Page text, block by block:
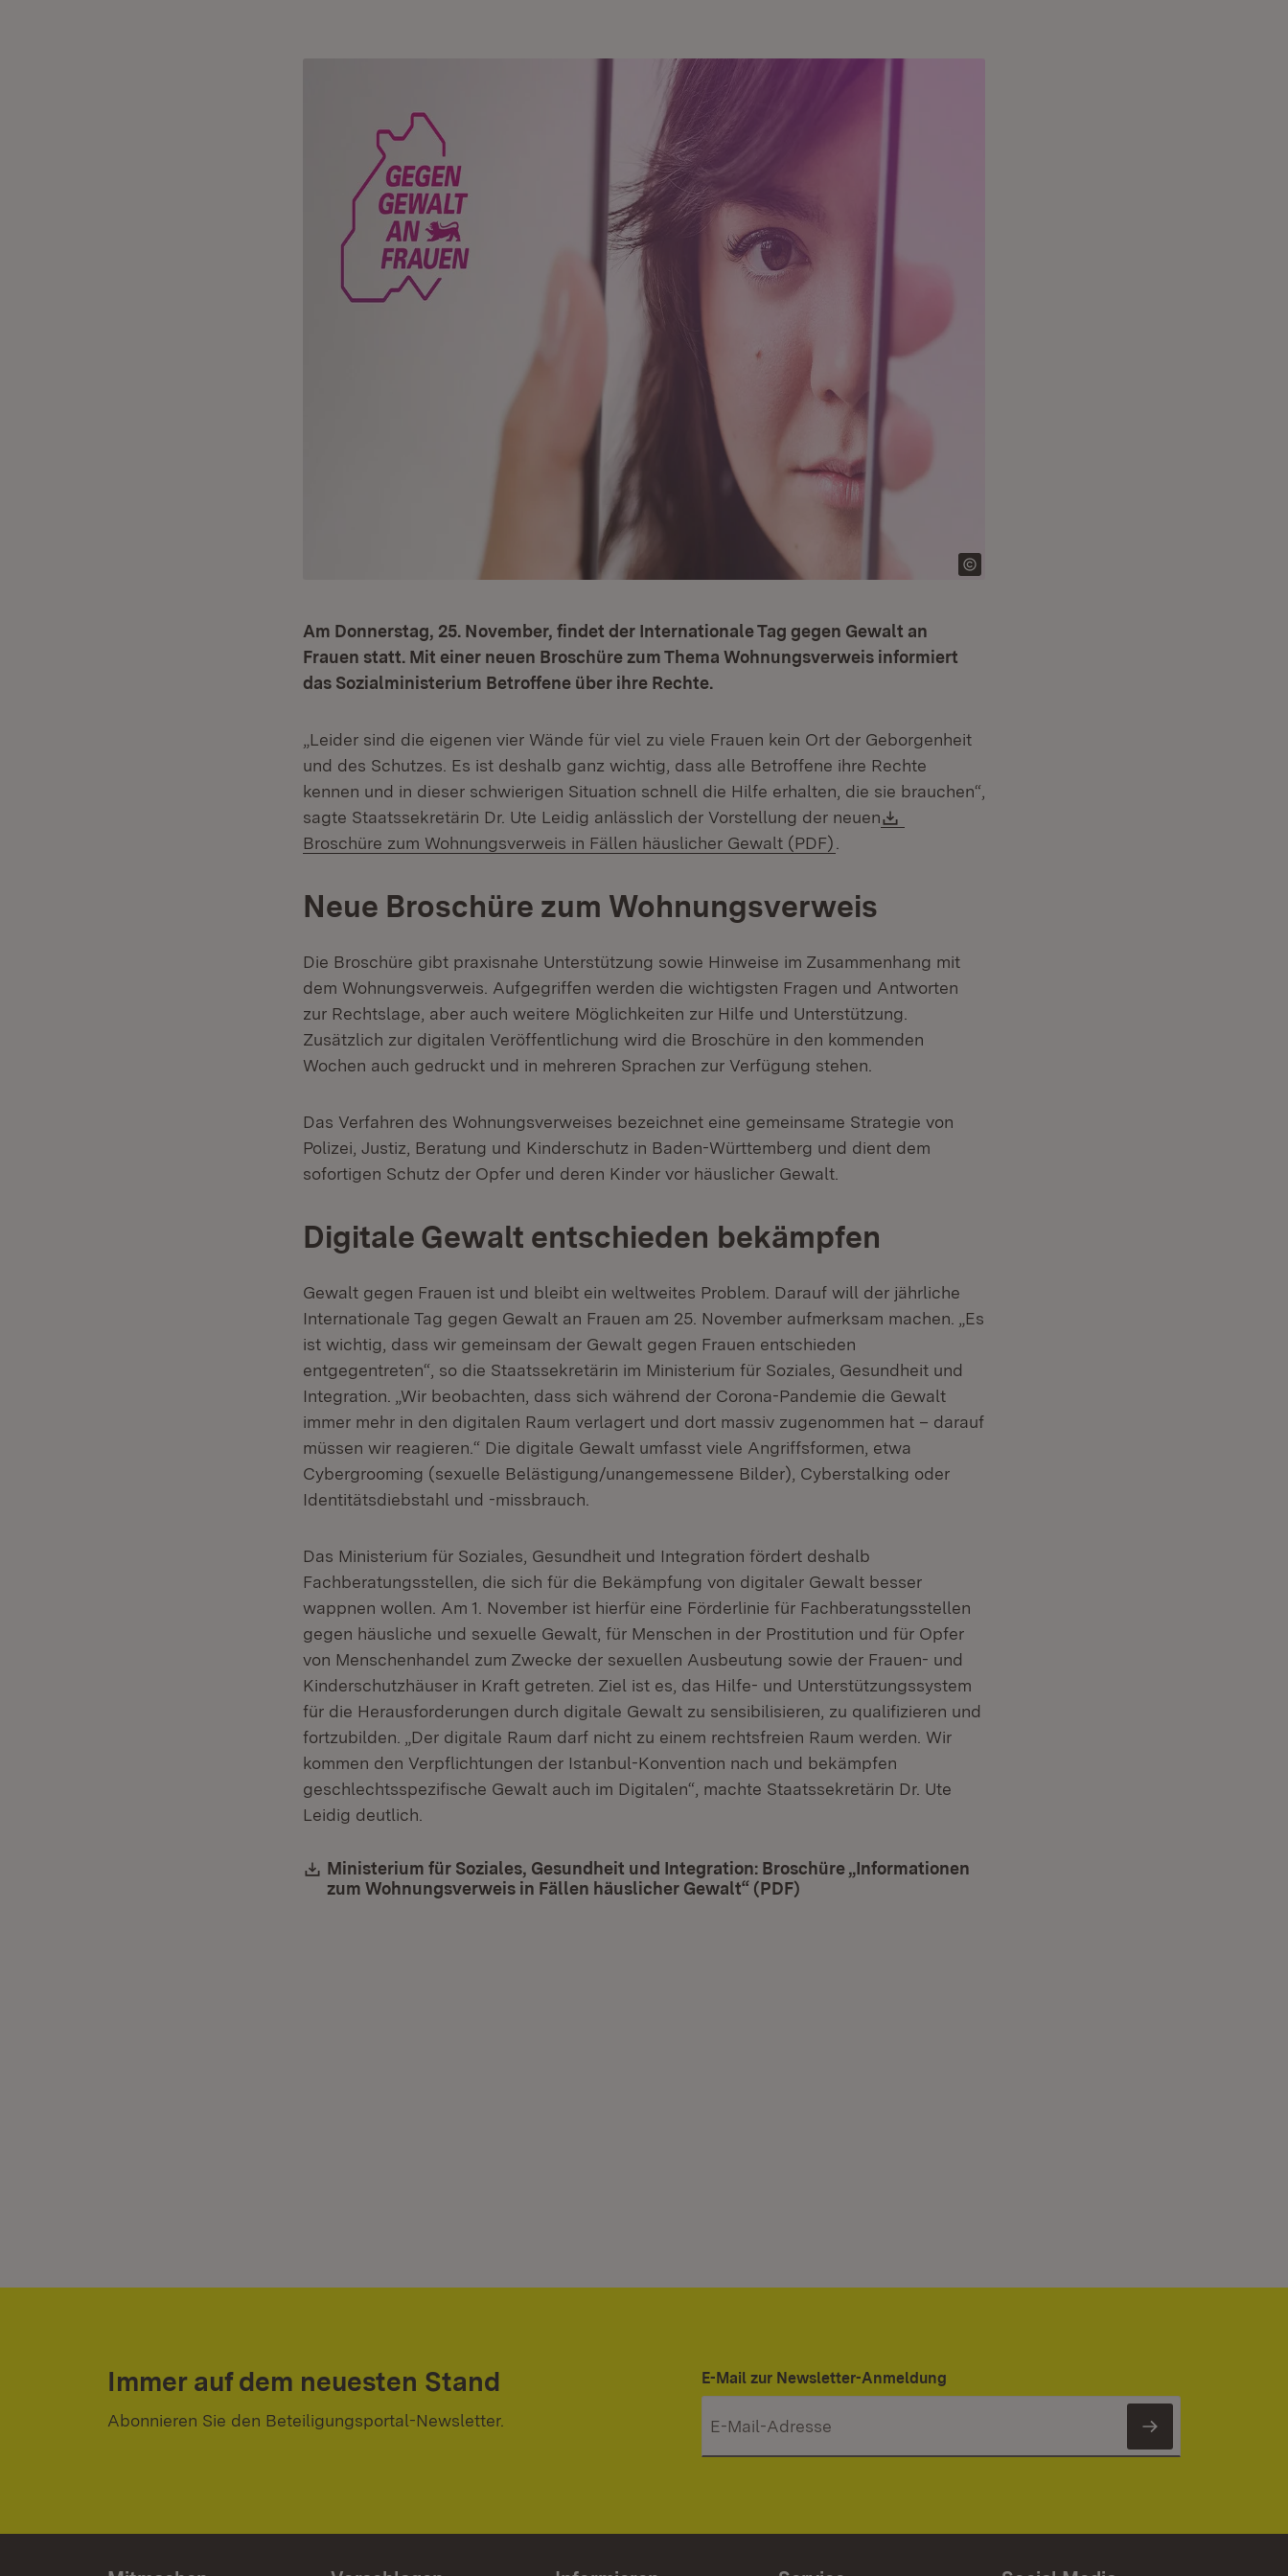
Am Donnerstag, 25. November, findet der Internationale Tag gegen Gewalt an
Frauen statt. Mit einer neuen Broschüre zum Thema Wohnungsverweis informiert
das Sozialministerium Betroffene über ihre Rechte.
„Leider sind die eigenen vier Wände für viel zu viele Frauen kein Ort der Geborgenheit
und des Schutzes. Es ist deshalb ganz wichtig, dass alle Betroffene ihre Rechte
kennen und in dieser schwierigen Situation schnell die Hilfe erhalten, die sie brauchen“,
sagte Staatssekretärin Dr. Ute Leidig anlässlich der Vorstellung der neuen
Broschüre zum Wohnungsverweis in Fällen häuslicher Gewalt (PDF)
Neue Broschüre zum Wohnungsverweis
Die Broschüre gibt praxisnahe Unterstützung sowie Hinweise im Zusammenhang mit
dem Wohnungsverweis. Aufgegriffen werden die wichtigsten Fragen und Antworten
zur Rechtslage, aber auch weitere Möglichkeiten zur Hilfe und Unterstützung.
Zusätzlich zur digitalen Veröffentlichung wird die Broschüre in den kommenden
Wochen auch gedruckt und in mehreren Sprachen zur Verfügung stehen.
Das Verfahren des Wohnungsverweises bezeichnet eine gemeinsame Strategie von
Polizei, Justiz, Beratung und Kinderschutz in Baden-Württemberg und dient dem
sofortigen Schutz der Opfer und deren Kinder vor häuslicher Gewalt.
Digitale Gewalt entschieden bekämpfen
Gewalt gegen Frauen ist und bleibt ein weltweites Problem. Darauf will der jährliche
Internationale Tag gegen Gewalt an Frauen am 25. November aufmerksam machen. „Es
ist wichtig, dass wir gemeinsam der Gewalt gegen Frauen entschieden
entgegentreten“, so die Staatssekretärin im Ministerium für Soziales, Gesundheit und
Integration. „Wir beobachten, dass sich während der Corona-Pandemie die Gewalt
immer mehr in den digitalen Raum verlagert und dort massiv zugenommen hat – darauf
müssen wir reagieren.“ Die digitale Gewalt umfasst viele Angriffsformen, etwa
Cybergrooming (sexuelle Belästigung/unangemessene Bilder), Cyberstalking oder
Identitätsdiebstahl und -missbrauch.
Das Ministerium für Soziales, Gesundheit und Integration fördert deshalb
Fachberatungsstellen, die sich für die Bekämpfung von digitaler Gewalt besser
wappnen wollen. Am 1. November ist hierfür eine Förderlinie für Fachberatungsstellen
gegen häusliche und sexuelle Gewalt, für Menschen in der Prostitution und für Opfer
von Menschenhandel zum Zwecke der sexuellen Ausbeutung sowie der Frauen- und
Kinderschutzhäuser in Kraft getreten. Ziel ist es, das Hilfe- und Unterstützungssystem
für die Herausforderungen durch digitale Gewalt zu sensibilisieren, zu qualifizieren und
fortzubilden. „Der digitale Raum darf nicht zu einem rechtsfreien Raum werden. Wir
kommen den Verpflichtungen der Istanbul-Konvention nach und bekämpfen
geschlechtsspezifische Gewalt auch im Digitalen“, machte Staatssekretärin Dr. Ute
Leidig deutlich.
Download:
Ministerium für Soziales, Gesundheit und Integration: Broschüre „Informationen
zum Wohnungsverweis in Fällen häuslicher Gewalt“ (PDF)
Immer auf dem neuesten Stand
Abonnieren Sie den Beteiligungsportal-Newsletter.
E-Mail zur Newsletter-Anmeldung
Newsletter